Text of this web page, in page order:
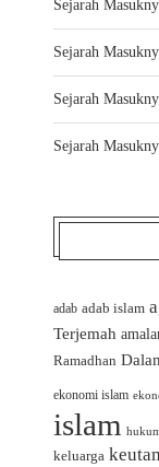
Sejarah
Sejarah
Sejarah
Sejarah
adab adab islam
Terjemah
Ramadhan
ekonomi islam
islam
keluarga